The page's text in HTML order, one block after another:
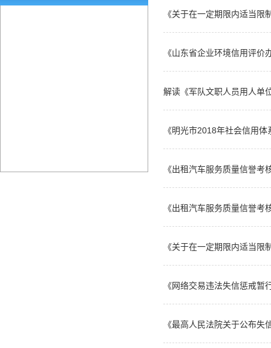
《关于在一定期限内适当
《山东省企业环境信用评价
解读《军队文职人员用人单
《明光市2018年社会信用
《出租汽车服务质量信誉考
《出租汽车服务质量信誉考
《关于在一定期限内适当
《网络交易违法失信惩戒暂
《最高人民法院关于公布